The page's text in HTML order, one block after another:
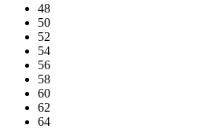
48
50
52
54
56
58
60
62
64